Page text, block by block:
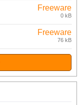
Freeware
0 kB
Freeware
76 kB